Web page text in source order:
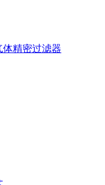
体精密过滤器